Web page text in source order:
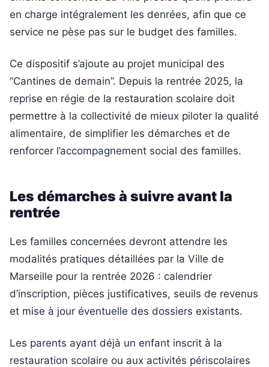
en charge intégralement les denrées, afin que ce
service ne pèse pas sur le budget des familles.
Ce dispositif s’ajoute au projet municipal des
“Cantines de demain”. Depuis la rentrée 2025, la
reprise en régie de la restauration scolaire doit
permettre à la collectivité de mieux piloter la qualité
alimentaire, de simplifier les démarches et de
renforcer l’accompagnement social des familles.
Les démarches à suivre avant la
rentrée
Les familles concernées devront attendre les
modalités pratiques détaillées par la Ville de
Marseille pour la rentrée 2026 : calendrier
d’inscription, pièces justificatives, seuils de revenus
et mise à jour éventuelle des dossiers existants.
Les parents ayant déjà un enfant inscrit à la
restauration scolaire ou aux activités périscolaires